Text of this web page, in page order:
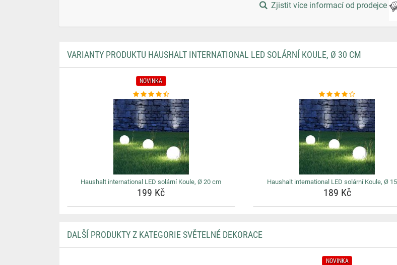
Zjistit více informací od prodejce
VARIANTY PRODUKTU HAUSHALT INTERNATIONAL LED SOLÁRNÍ KOULE, Ø 30 CM
NOVINKA
Haushalt international LED solární Koule, Ø 20 cm
199 Kč
Haushalt international LED solární Koule, Ø
189 Kč
DALŠÍ PRODUKTY Z KATEGORIE SVĚTELNÉ DEKORACE
NOVINKA